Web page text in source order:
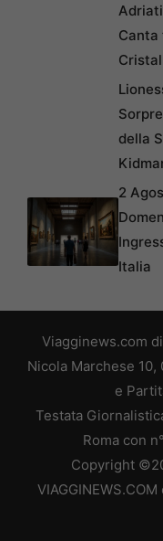
Canta
della
2
Italia
Viagginews.com
Nicola Marchese 10,
e
Testata
Roma con
Copyright